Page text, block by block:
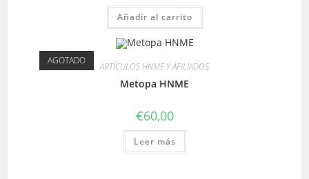
Añadir al carrito
AGOTADO ARTÍCULOS HNME Y AFILIADOS
Metopa HNME
€60,00
Leer más